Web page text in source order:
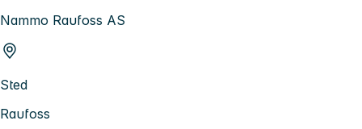
Nammo Raufoss AS
Sted
Raufoss